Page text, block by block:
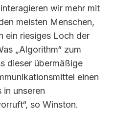
wir mehr mit
meisten Menschen,
ein riesiges Loch der
„Algorithm“ zum
dieser übermäßige
einen
in unseren
so Winston.